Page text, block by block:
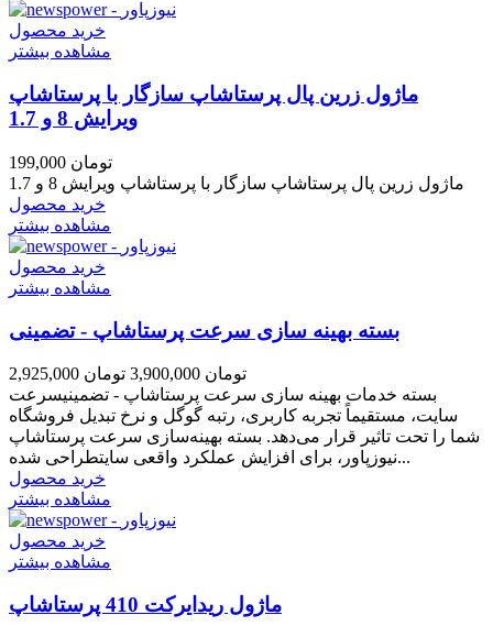
خرید محصول
مشاهده بیشتر
ماژول زرین پال پرستاشاپ سازگار با پرستاشاپ
ویرایش 8 و 1.7
199,000 تومان
ماژول زرین پال پرستاشاپ سازگار با پرستاشاپ ویرایش 8 و 1.7
خرید محصول
مشاهده بیشتر
خرید محصول
مشاهده بیشتر
بسته بهینه سازی سرعت پرستاشاپ - تضمینی
2,925,000 تومان 3,900,000 تومان
بسته خدمات بهینه سازی سرعت پرستاشاپ - تضمینیسرعت
سایت، مستقیماً تجربه کاربری، رتبه گوگل و نرخ تبدیل فروشگاه
شما را تحت تاثیر قرار می‌دهد. بسته بهینه‌سازی سرعت پرستاشاپ
نیوزپاور، برای افزایش عملکرد واقعی سایتطراحی شده...
خرید محصول
مشاهده بیشتر
خرید محصول
مشاهده بیشتر
ماژول ریدایرکت 410 پرستاشاپ